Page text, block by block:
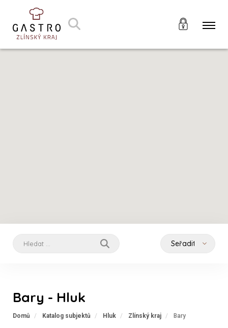
Bary - Hluk
Domů Katalog subjektů Hluk Zlínský kraj Bary